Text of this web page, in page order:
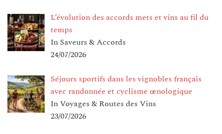
L’évolution des accords mets et vins au fil du
temps
In Saveurs & Accords
24/07/2026
Séjours sportifs dans les vignobles français
avec randonnée et cyclisme œnologique
In Voyages & Routes des Vins
23/07/2026